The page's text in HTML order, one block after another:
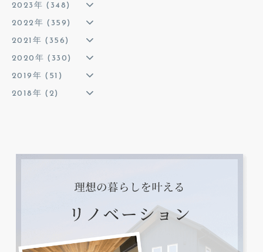
2023年 (348)
2022年 (359)
2021年 (356)
2020年 (330)
2019年 (51)
2018年 (2)